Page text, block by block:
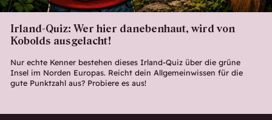
Irland-Quiz: Wer hier danebenhaut, wird von
Kobolds ausgelacht!
Nur echte Kenner bestehen dieses Irland-Quiz über die grüne
Insel im Norden Europas. Reicht dein Allgemeinwissen für die
gute Punktzahl aus? Probiere es aus!